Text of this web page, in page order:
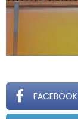
FACEBOOK